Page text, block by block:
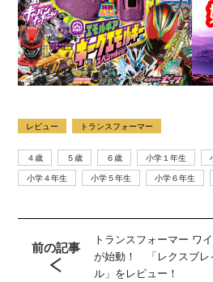
レビュー トランスフォーマー
４歳 ５歳 ６歳 小学１年生
小学４年生
小学５年生 小学６年生
前の記事
トランスフォーマー ワ
が始動！ 「レクスブレ
ル」をレビュー！